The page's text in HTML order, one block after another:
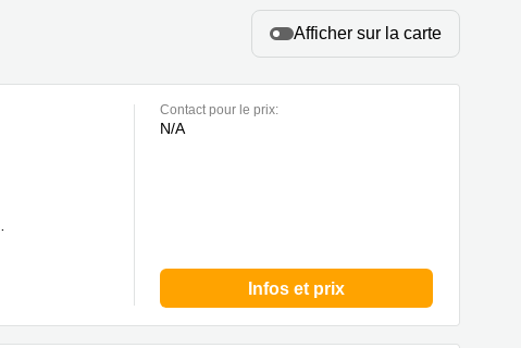
Afficher sur la carte
Contact pour le prix:
N/A
Infos et prix